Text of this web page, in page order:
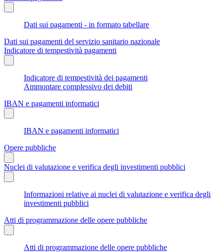
Dati sui pagamenti - in formato tabellare
Dati sui pagamenti del servizio sanitario nazionale
Indicatore di tempestività pagamenti
Indicatore di tempestività dei pagamenti
Ammontare complessivo dei debiti
IBAN e pagamenti informatici
IBAN e pagamenti informatici
Opere pubbliche
Nuclei di valutazione e verifica degli investimenti pubblici
Informazioni relative ai nuclei di valutazione e verifica degli
investimenti pubblici
Atti di programmazione delle opere pubbliche
Atti di programmazione delle opere pubbliche